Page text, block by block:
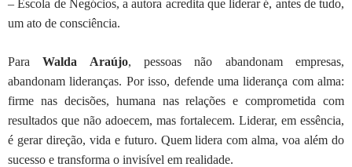
– Escola de Negócios, a autora acredita que liderar é, antes de tudo,
um ato de consciência.
ParaWalda Araújo, pessoas não abandonam empresas,
abandonam lideranças. Por isso, defende uma liderança com alma:
firme nas decisões, humana nas relações ecomprometida com
resultados que não adoecem, mas fortalecem. Liderar, em essência,
é gerar direção, vida e futuro. Quem lidera com alma, voa além do
sucesso e transforma o invisível em realidade.